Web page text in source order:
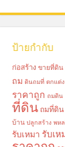
ป้ายกำกับ
ก่อสร้าง ขายที่ดิน
ถม ดินถมที่ ตกแต่ง
ราคาถูก ถมดิน
ที่ดิน ถมที่ดิน
บ้าน ปลูกสร้าง พห
รับเหมา รับเ